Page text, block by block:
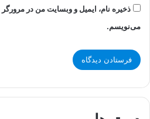
ذخیره نام، ایمیل و وبسایت من در مرورگر
می‌نویسم.